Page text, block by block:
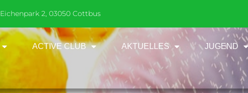
Eichenpark 2, 03050 Cottbus
ACTIVE CLUB AKTUELLES JUGEND